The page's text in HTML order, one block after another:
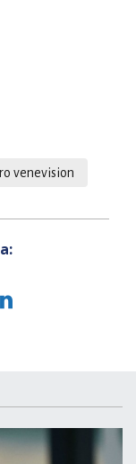
venevision